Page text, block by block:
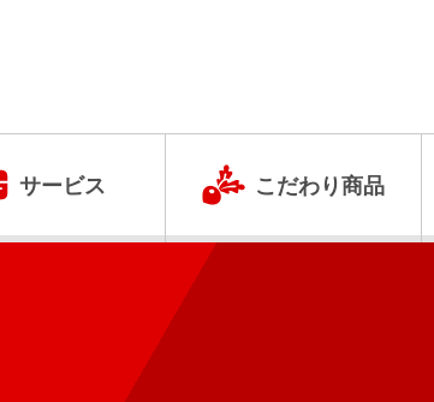
サービス こだわり商品